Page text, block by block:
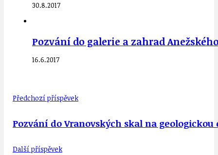
30.8.2017
Pozvání do galerie a zahrad
16.6.2017
Předchozí příspěvek
Pozvání do Vranovských skal na geologickou
Další příspěvek